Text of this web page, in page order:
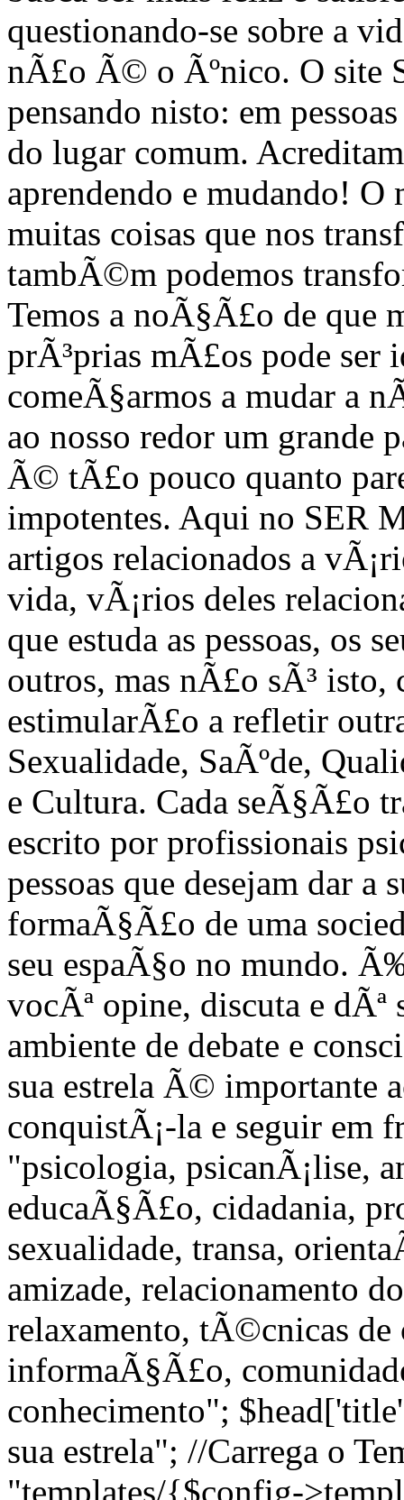
questionando-se sobre a
nÃ£o Ã© o Ãºnico. O site
pensando nisto: em
do lugar comum.
aprendendo e mudando! O
muitas coisas que nos
tambÃ©m podemos
Temos a noÃ§Ã£o de que
prÃ³prias mÃ£os pode
comeÃ§armos a mudar a
ao nosso redor um grande
Ã© tÃ£o pouco quanto
impotentes. Aqui no SER
artigos relacionados a
vida, vÃ¡rios deles
que estuda as pessoas, os
outros, mas nÃ£o sÃ³
estimularÃ£o a refletir
Sexualidade, SaÃºde,
e Cultura. Cada seÃ§Ã£o
escrito por profissionais
pessoas que desejam dar
formaÃ§Ã£o de uma
seu espaÃ§o no mundo.
vocÃª opine, discuta e
ambiente de debate e
sua estrela Ã© importante
conquistÃ¡-la e seguir em
"psicologia, psicanÃ¡lise,
educaÃ§Ã£o, cidadania,
sexualidade, transa,
amizade, relacionamento
relaxamento, tÃ©cnicas de
informaÃ§Ã£o,
conhecimento";
sua estrela"; //Carrega o
"templates/{$config-